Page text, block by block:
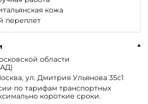
кожа
переплет
области
ул. Дмитрия Ульянова 35с1
по тарифам транспортных
короткие сроки.